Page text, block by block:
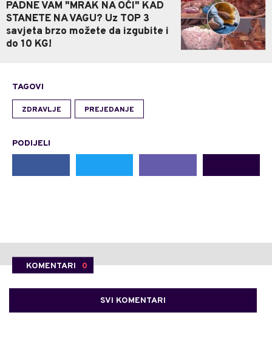
PADNE VAM "MRAK NA OČI" KAD
STANETE NA VAGU? Uz TOP 3
savjeta brzo možete da izgubite i
do 10 KG!
TAGOVI
ZDRAVLJE PREJEDANJE
PODIJELI
KOMENTARI 0
SVI KOMENTARI